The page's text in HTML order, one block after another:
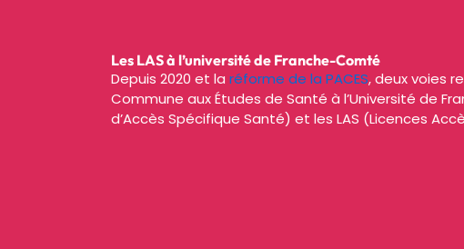
Les LAS à l’université de Franche-Comté
Depuis 2020 et la réforme de la PACES, deux voies
Commune aux Études de Santé à l’Université de
d’Accès Spécifique Santé) et les LAS (Licences